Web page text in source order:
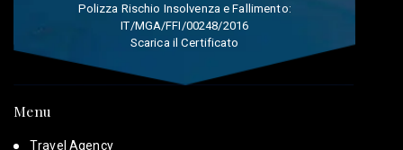
Polizza Rischio Insolvenza e Fallimento:
IT/MGA/FFI/00248/2016
Scarica il Certificato
Menu
Travel Agency